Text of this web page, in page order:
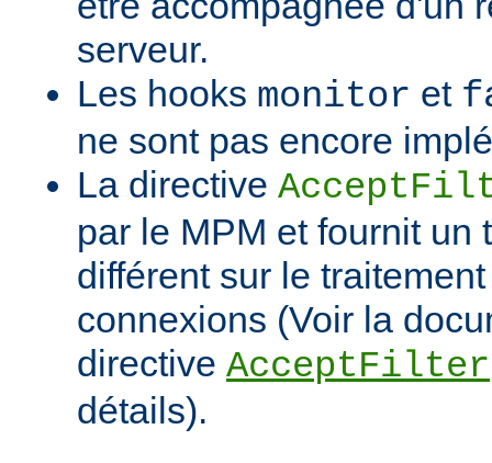
serveur.
Les hooks monitor et
ne sont pas encore
La directive
par le MPM et fournit un
différent sur le
connexions (Voir la
directive AcceptFilter
détails).